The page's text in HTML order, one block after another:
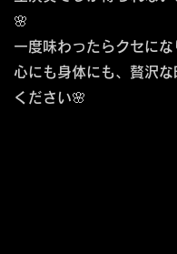
🌸
一度味わったらクセに
心にも身体にも、贅沢
ください🌸